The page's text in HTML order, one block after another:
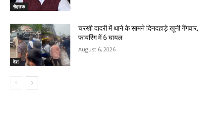
रोहतक
देश
चरखी दादरी में थाने के सामने दिनदहाड़े खूनी गैंगवार,
फायरिंग में 6 घायल
August 6, 2026